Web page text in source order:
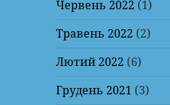
Червень 2022 (1)
Травень 2022 (2)
Лютий 2022 (6)
Грудень 2021 (3)